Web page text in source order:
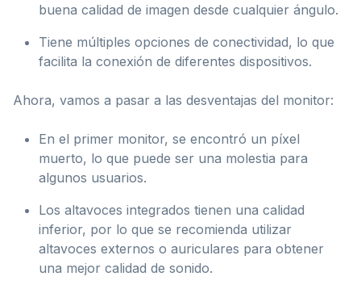
buena calidad de imagen desde cualquier ángulo.
Tiene múltiples opciones de conectividad, lo que
facilita la conexión de diferentes dispositivos.
Ahora, vamos a pasar a las desventajas del monitor:
En el primer monitor, se encontró un píxel
muerto, lo que puede ser una molestia para
algunos usuarios.
Los altavoces integrados tienen una calidad
inferior, por lo que se recomienda utilizar
altavoces externos o auriculares para obtener
una mejor calidad de sonido.